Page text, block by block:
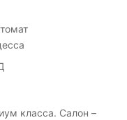
класса. Салон –